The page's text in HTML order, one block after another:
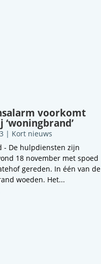
voorkomt
| Kort nieuws
- De hulpdiensten zijn
18 november met spoed
gereden. In één van de
woeden. Het...